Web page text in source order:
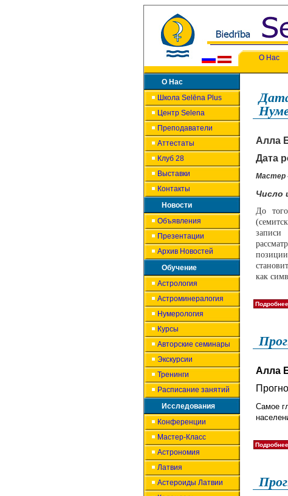
О Нас
О Нас
Школа Selēna Plus
Центр Selena
Преподаватели
Аттестаты
Клуб 28
Выставки
Контакты
Новости
Объявления
Презентации
Архив Новостей
Обучение
Астрология
Астроминералогия
Нумерология
Курсы
Авторские семинары
Экскурсии
Тренинги
Расписание занятий
Исследования
Конференции
Мастер-Класс
Астрономия
Латвия
Астероиды Латвии
Алла
Дата
Мастер
Число
До
как
Алла
Самое